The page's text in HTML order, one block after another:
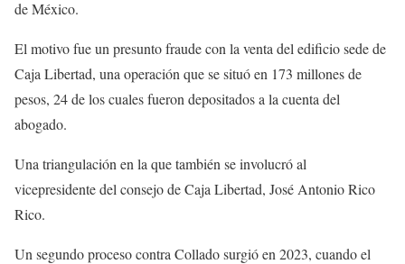
de México.
El motivo fue un presunto fraude con la venta del edificio sede de
Caja Libertad, una operación que se situó en 173 millones de
pesos, 24 de los cuales fueron depositados a la cuenta del
abogado.
Una triangulación en la que también se involucró al
vicepresidente del consejo de Caja Libertad, José Antonio Rico
Rico.
Un segundo proceso contra Collado surgió en 2023, cuando el